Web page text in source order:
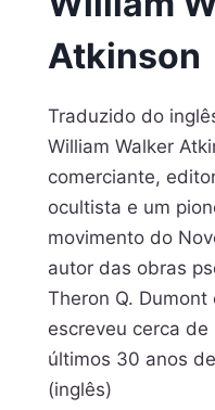
Atkinson
Traduzido do
William Walker
comerciante,
ocultista e um
movimento do
autor das obras
Theron Q. Dumont
escreveu cerca
últimos 30 anos
(inglês)